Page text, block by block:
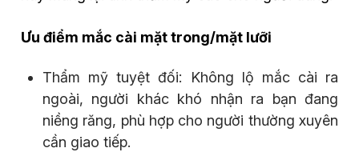
Ưu điểm mắc cài mặt trong/mặt lưỡi
Thẩm mỹ tuyệt đối: Không lộ mắc cài ra
ngoài, người khác khó nhận ra bạn đang
niềng răng, phù hợp cho người thường xuyên
cần giao tiếp.